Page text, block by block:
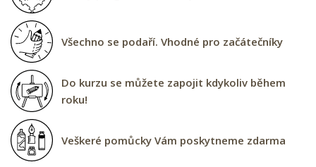
Všechno se podaří. Vhodné pro začátečníky
Do kurzu se můžete zapojit kdykoliv během
roku!
Veškeré pomůcky Vám poskytneme zdarma